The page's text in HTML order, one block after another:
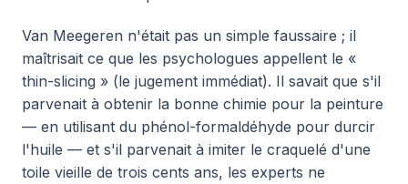
Van Meegeren n'était pas un simple faussaire ; il
maîtrisait ce que les psychologues appellent le «
thin-slicing » (le jugement immédiat). Il savait que s'il
parvenait à obtenir la bonne chimie pour la peinture
— en utilisant du phénol-formaldéhyde pour durcir
l'huile — et s'il parvenait à imiter le craquelé d'une
toile vieille de trois cents ans, les experts ne